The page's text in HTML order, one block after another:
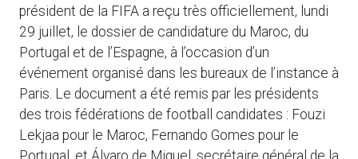
président de la FIFA a reçu très officiellement, lundi
29 juillet, le dossier de candidature du Maroc, du
Portugal et de l’Espagne, à l’occasion d’un
événement organisé dans les bureaux de l’instance à
Paris. Le document a été remis par les présidents
des trois fédérations de football candidates : Fouzi
Lekjaa pour le Maroc, Fernando Gomes pour le